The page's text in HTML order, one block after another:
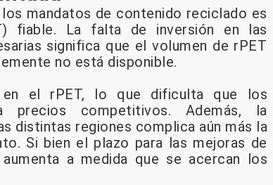
mandatos de contenido reciclado es
fiable. La falta de inversión en las
significa que el volumen de rPET
no está disponible.
en el rPET, lo que dificulta que los
precios competitivos. Además, la
distintas regiones complica aún más la
Si bien el plazo para las mejoras de
a medida que se acercan los